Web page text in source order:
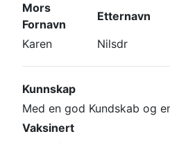
Mors
Fornavn
Etternavn
Karen
Nilsdr
Kunnskap
Med en god Kundskab og
Vaksinert